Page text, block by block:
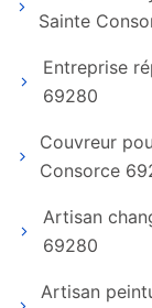
Sainte
Entreprise
69280
Couvreur
Consorce
Artisan
69280
Artisan